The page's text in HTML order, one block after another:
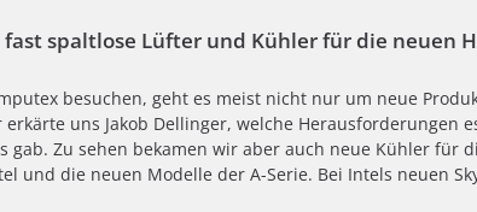
spaltlose Lüfter und Kühler für die neuen
besuchen, geht es meist nicht nur um neue
erkärte uns Jakob Dellinger, welche Herausforderungen
gab. Zu sehen bekamen wir aber auch neue Kühler für
und die neuen Modelle der A-Serie. Bei Intels neuen